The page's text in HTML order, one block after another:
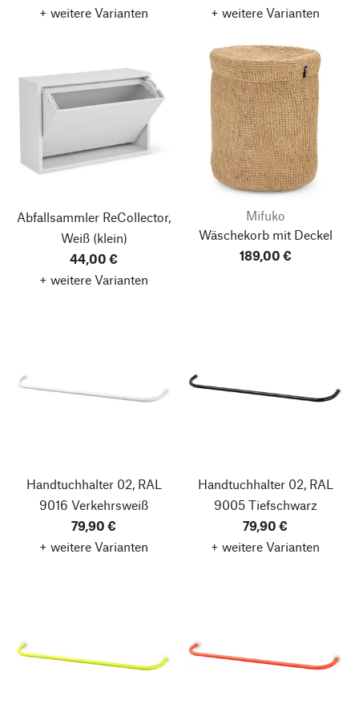
+ weitere Varianten
+ weitere Varianten
Abfallsammler ReCollector,
Weiß(klein)
44,00 €
+ weitere Varianten
Mifuko
Wäschekorb mit Deckel
189,00 €
Handtuchhalter 02, RAL
9016 Verkehrsweiß
79,90 €
+ weitere Varianten
Handtuchhalter 02, RAL
9005 Tiefschwarz
79,90 €
+ weitere Varianten